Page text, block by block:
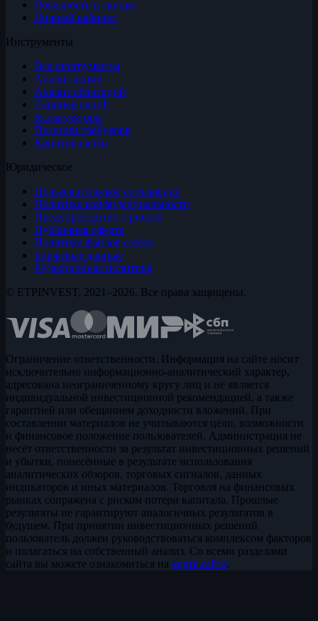
Лояльность и скидки
Личный кабинет
Инструменты
Все инструменты
Анализ акций
Анализ облигаций
Скринер акций
Калькуляторы
Позиции трейдеров
Криптовалюты
Юридическое
Пользовательское соглашение
Политика конфиденциальности
Предупреждение о рисках
Публичная оферта
Политика файлов cookie
Биржевые данные
Редакционная политика
© ETPINVEST, 2021–2026. Все права защищены.
Ограничение ответственности. Информация на сайте носит
исключительно информационно-аналитический характер,
адресована неограниченному кругу лиц и не является
индивидуальной инвестиционной рекомендацией, а также
гарантией или обещанием доходности вложений. При
составлении материалов не учитываются цели, возможности
и финансовое положение пользователей. Администрация не
несёт ответственности за результат инвестиционных решений
и убытки, понесённые в результате использования
аналитических обзоров, торговых сигналов, данных
индикаторов и иных материалов. Торговля на финансовых
рынках сопряжена с риском потери капитала. Прошлые
результаты не гарантируют аналогичных результатов в
будущем. При принятии инвестиционных решений
пользователь должен руководствоваться комплексом факторов
и полагаться на собственный анализ. Со всеми разделами
сайта вы можете ознакомиться на карте сайта.